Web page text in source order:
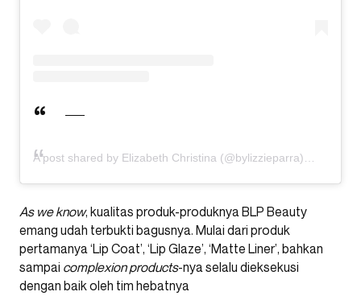
A post shared by Elizabeth Christina (@bylizzieparra)
As we know, kualitas produk-produknya BLP Beauty
emang udah terbukti bagusnya. Mulai dari produk
pertamanya ‘Lip Coat’, ‘Lip Glaze’, ‘Matte Liner’, bahkan
sampai complexion products-nya selalu dieksekusi
dengan baik oleh tim hebatnya